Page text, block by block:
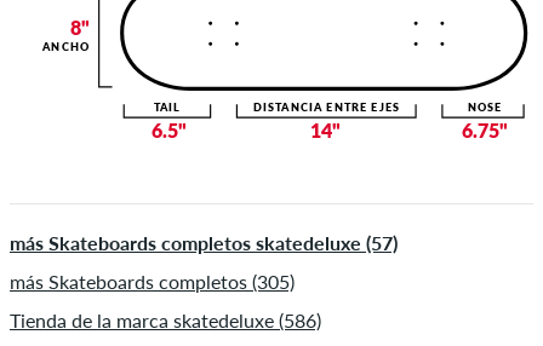
más Skateboards completos skatedeluxe (57)
más Skateboards completos (305)
Tienda de la marca skatedeluxe (586)
14"
DISTANCIA ENTRE EJES
6.75"
NOSE
6.5"
TAIL
8"
ANCHO